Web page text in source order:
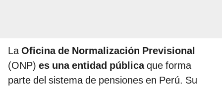
LaOficina de Normalización Previsional
(ONP) es una entidad públicaque forma
parte del sistema de pensiones en Perú. Su